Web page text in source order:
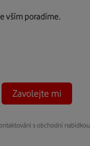
vším poradíme.
Zavolejte mi
s obchodní nabídkou.